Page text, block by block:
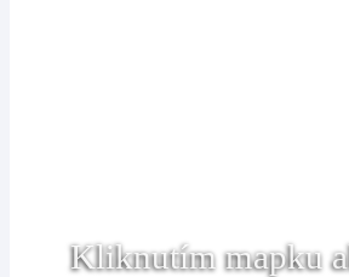
Kliknutím mapku